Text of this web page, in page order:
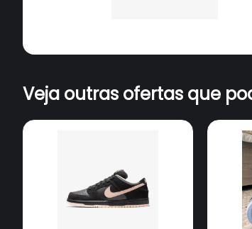
Veja outras ofertas que